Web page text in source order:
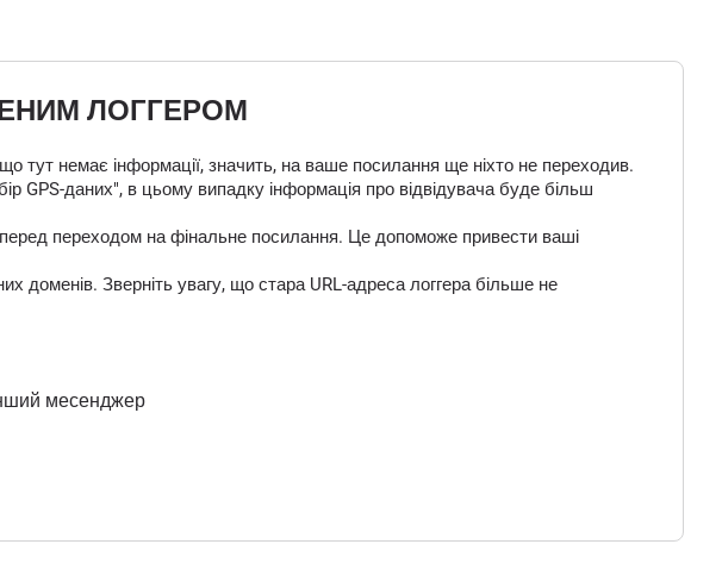
ЛОГГЕРОМ
тут немає інформації, значить, на ваше посилання ще ніхто не переходив.
GPS-даних", в цьому випадку інформація про відвідувача буде більш
перед переходом на фінальне посилання. Це допоможе привести ваші
доменів. Зверніть увагу, що стара URL-адреса логгера більше не
месенджер